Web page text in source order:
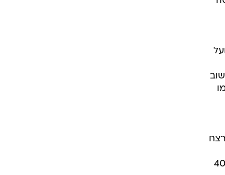
במהלך חתונה, נהרגו 23 אנשים ונפצעו כ - 400